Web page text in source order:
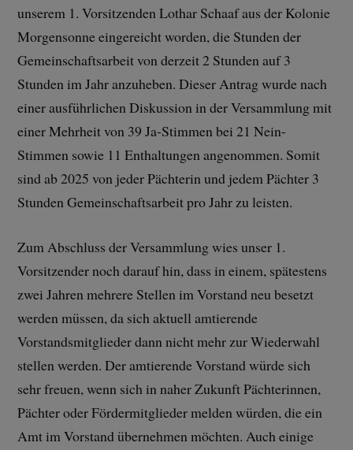
unserem 1. Vorsitzenden Lothar Schaaf aus der Kolonie
Morgensonne eingereicht worden, die Stunden der
Gemeinschaftsarbeit von derzeit 2 Stunden auf 3
Stunden im Jahr anzuheben. Dieser Antrag wurde nach
einer ausführlichen Diskussion in der Versammlung mit
einer Mehrheit von 39 Ja-Stimmen bei 21 Nein-
Stimmen sowie 11 Enthaltungen angenommen. Somit
sind ab 2025 von jeder Pächterin und jedem Pächter 3
Stunden Gemeinschaftsarbeit pro Jahr zu leisten.
Zum Abschluss der Versammlung wies unser 1.
Vorsitzender noch darauf hin, dass in einem, spätestens
zwei Jahren mehrere Stellen im Vorstand neu besetzt
werden müssen, da sich aktuell amtierende
Vorstandsmitglieder dann nicht mehr zur Wiederwahl
stellen werden. Der amtierende Vorstand würde sich
sehr freuen, wenn sich in naher Zukunft Pächterinnen,
Pächter oder Fördermitglieder melden würden, die ein
Amt im Vorstand übernehmen möchten. Auch einige